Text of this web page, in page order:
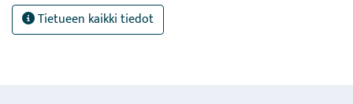
Tietueen kaikki tiedot